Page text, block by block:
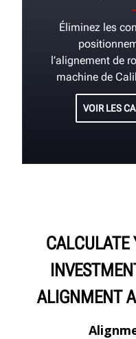
Éliminez les
l’alignement de
machine de
VOIR LES
CALCULATE
ALIGNMENT